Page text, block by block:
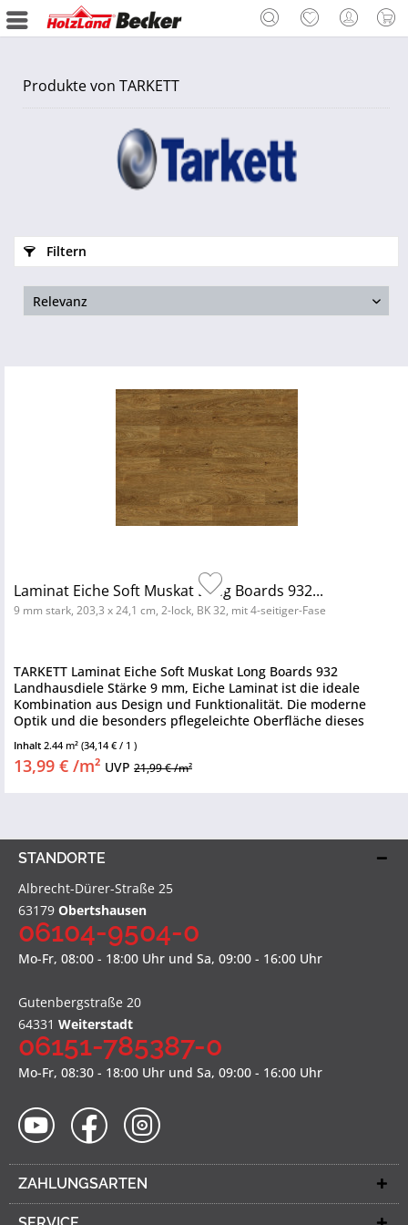
Produkte von TARKETT
Filtern
Laminat Eiche Soft Muskat Long Boards 932...
9 mm stark, 203,3 x 24,1 cm, 2-lock, BK 32, mit 4-seitiger-Fase
TARKETT Laminat Eiche Soft Muskat Long Boards 932
Landhausdiele Stärke 9 mm, Eiche Laminat ist die ideale
Kombination aus Design und Funktionalität. Die moderne
Optik und die besonders pflegeleichte Oberfläche dieses
Laminatbodens machen...
Inhalt 2.44 m² (34,14 € / 1 )
13,99 € /m² UVP 21,99 € /m²
STANDORTE
Albrecht-Dürer-Straße 25
63179 Obertshausen
06104-9504-0
Mo-Fr, 08:00 - 18:00 Uhr und Sa, 09:00 - 16:00 Uhr
Gutenbergstraße 20
64331 Weiterstadt
06151-785387-0
Mo-Fr, 08:30 - 18:00 Uhr und Sa, 09:00 - 16:00 Uhr
ZAHLUNGSARTEN